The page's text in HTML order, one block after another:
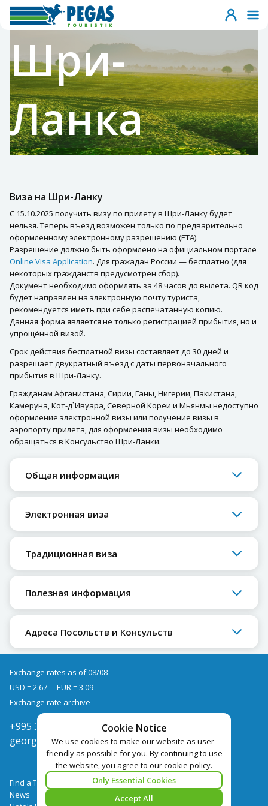
Шри-
Ланка
Виза на Шри-Ланку
С 15.10.2025 получить визу по прилету в Шри-Ланку будет
нельзя. Теперь въезд возможен только по предварительно
оформленному электронному разрешению (ETA).
Разрешение должно быть оформлено на официальном портале
Online Visa Application. Для гражадан России — бесплатно (для
некоторых гражданств предусмотрен сбор).
Документ необходимо оформлять за 48 часов до вылета. QR код
будет направлен на электронную почту туриста,
рекомендуется иметь при себе распечатанную копию.
Данная форма является не только регистрацией прибытия, но и
упрощённой визой.
Срок действия бесплатной визы составляет до 30 дней и
разрешает двукратный въезд с даты первоначального
прибытия в Шри-Ланку.
Гражданам Афганистана, Сирии, Ганы, Нигерии, Пакистана,
Камеруна, Кот-д`Ивуара, Северной Кореи и Мьянмы недоступно
оформление электронной визы или получение визы в
аэропорту прилета, для оформления визы необходимо
обращаться в Консульство Шри-Ланки.
Общая информация
Электронная виза
Традиционная виза
Полезная информация
Адреса Посольств и Консульств
Cookie Notice
We use cookies to make our website as user-
friendly as possible for you. By continuing to use
the website, you agree to our cookie policy.
Only Essential Cookies
Accept All
Exchange rates as of 08/08
USD = 2.67
EUR = 3.09
Exchange rate archive
+995 322050666
georgia@pegast.ge
Find a Tour
News